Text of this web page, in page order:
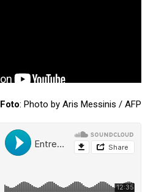
Foto: Photo by Aris Messinis / AFP